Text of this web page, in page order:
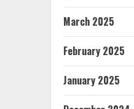
March 2025
February 2025
January 2025